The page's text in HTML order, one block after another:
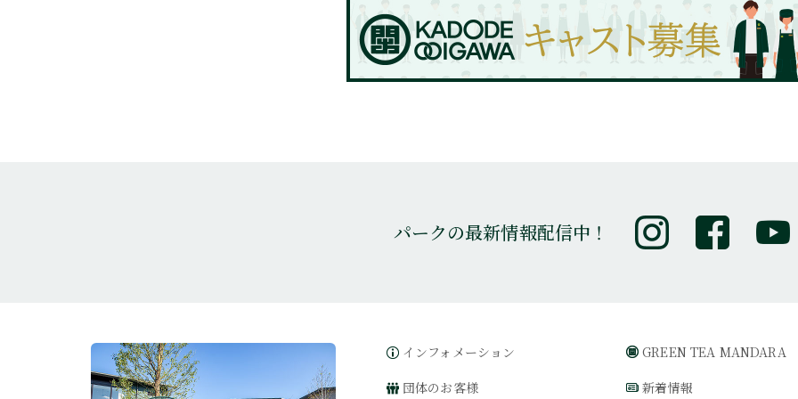
パークの最新情報配信中！
インフォメーション
団体のお客様
GREEN TEA MANDARA
新着情報